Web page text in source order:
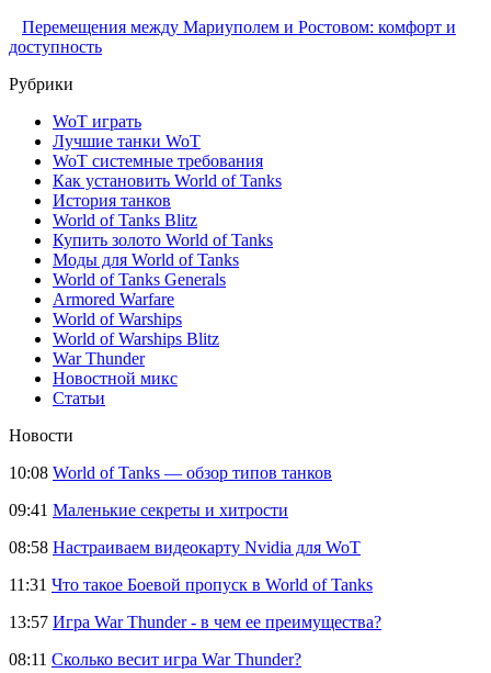
Перемещения между Мариуполем и Ростовом: комфорт и
доступность
Рубрики
WoT играть
Лучшие танки WoT
WoT системные требования
Как установить World of Tanks
История танков
World of Tanks Blitz
Купить золото World of Tanks
Моды для World of Tanks
World of Tanks Generals
Armored Warfare
World of Warships
World of Warships Blitz
War Thunder
Новостной микс
Статьи
Новости
10:08 World of Tanks — обзор типов танков
09:41 Маленькие секреты и хитрости
08:58 Настраиваем видеокарту Nvidia для WoT
11:31 Что такое Боевой пропуск в World of Tanks
13:57 Игра War Thunder - в чем ее преимущества?
08:11 Сколько весит игра War Thunder?